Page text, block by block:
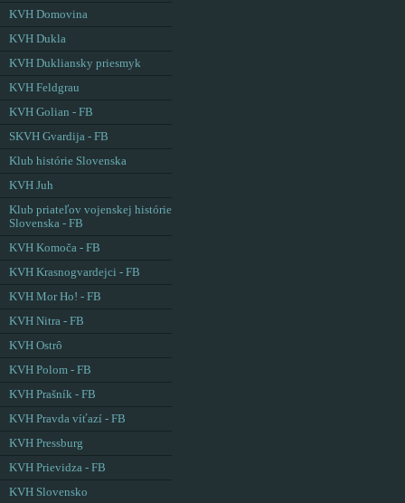
KVH Domovina
KVH Dukla
KVH Dukliansky priesmyk
KVH Feldgrau
KVH Golian - FB
SKVH Gvardija - FB
Klub histórie Slovenska
KVH Juh
Klub priateľov vojenskej histórie
Slovenska - FB
KVH Komoča - FB
KVH Krasnogvardejci - FB
KVH Mor Ho! - FB
KVH Nitra - FB
KVH Ostrô
KVH Polom - FB
KVH Prašník - FB
KVH Pravda víťazí - FB
KVH Pressburg
KVH Prievidza - FB
KVH Slovensko